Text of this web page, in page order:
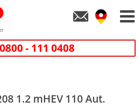
0800 - 111 0408
1.2 mHEV 110 Aut.